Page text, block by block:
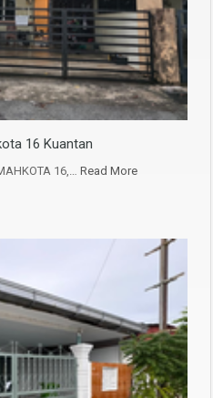
16 Kuantan
16,… Read More